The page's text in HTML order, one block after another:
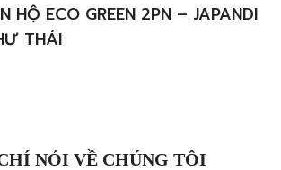
HỘ ECO GREEN 2PN – JAPANDI
THÁI
NÓI VỀ CHÚNG TÔI